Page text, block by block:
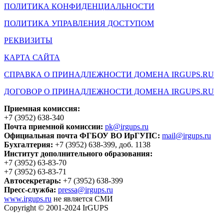
ПОЛИТИКА КОНФИДЕНЦИАЛЬНОСТИ
ПОЛИТИКА УПРАВЛЕНИЯ ДОСТУПОМ
РЕКВИЗИТЫ
КАРТА САЙТА
СПРАВКА О ПРИНАДЛЕЖНОСТИ ДОМЕНА IRGUPS.RU
ДОГОВОР О ПРИНАДЛЕЖНОСТИ ДОМЕНА IRGUPS.RU
Приемная комиссия:
+7 (3952) 638-340
Почта приемной комиссии: pk@irgups.ru
Официальная почта ФГБОУ ВО ИрГУПС: mail@irgups.ru
Бухгалтерия: +7 (3952) 638-399, доб. 1138
Институт дополнительного образования:
+7 (3952) 63-83-70
+7 (3952) 63-83-71
Автосекретарь: +7 (3952) 638-399
Пресс-служба: pressa@irgups.ru
www.irgups.ru не является СМИ
Copyright © 2001-2024 IrGUPS